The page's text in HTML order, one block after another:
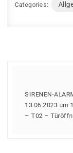
Categories:
SIRENEN-
13.06.2023 um
– T02 –